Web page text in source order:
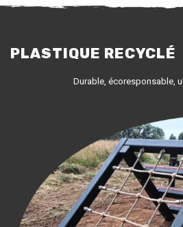
PLASTIQUE RECYCLÉ
Durable, écoresponsable,